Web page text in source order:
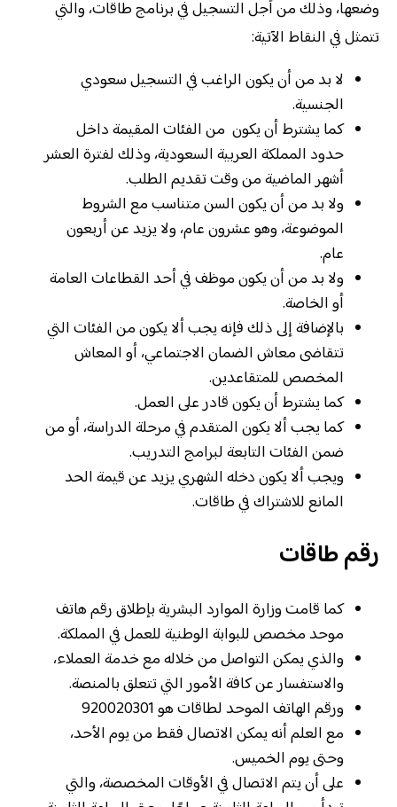
وضعها، وذلك من أجل التسجيل في برنامج طاقات، والتي
تتمثل في النقاط الآتية:
لا بد من أن يكون الراغب في التسجيل سعودي
الجنسية.
كما يشترط أن يكون من الفئات المقيمة داخل
حدود المملكة العربية السعودية، وذلك لفترة العشر
أشهر الماضية من وقت تقديم الطلب.
ولا بد من أن يكون السن متناسب مع الشروط
الموضوعة، وهو عشرون عام، ولا يزيد عن أربعون
عام.
ولا بد من أن يكون موظف في أحد القطاعات العامة
أو الخاصة.
بالإضافة إلى ذلك فإنه يجب ألا يكون من الفئات التي
تتقاضى معاش الضمان الاجتماعي، أو المعاش
المخصص للمتقاعدين.
كما يشترط أن يكون قادر على العمل.
كما يجب ألا يكون المتقدم في مرحلة الدراسة، أو من
ضمن الفئات التابعة لبرامج التدريب.
ويجب ألا يكون دخله الشهري يزيد عن قيمة الحد
المانع للاشتراك في طاقات.
رقم طاقات
كما قامت وزارة الموارد البشرية بإطلاق رقم هاتف
موحد مخصص للبوابة الوطنية للعمل في المملكة.
والذي يمكن التواصل من خلاله مع خدمة العملاء،
والاستفسار عن كافة الأمور التي تتعلق بالمنصة.
ورقم الهاتف الموحد لطاقات هو 920020301
مع العلم أنه يمكن الاتصال فقط من يوم الأحد،
وحتى يوم الخميس.
على أن يتم الاتصال في الأوقات المخصصة، والتي